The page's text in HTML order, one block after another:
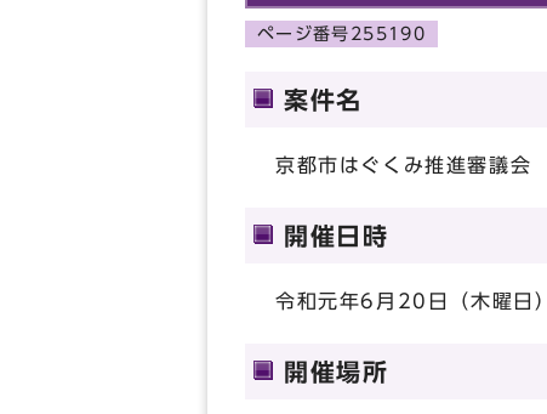
ページ番号255190
案件名
京都市はぐくみ推進審議会
開催日時
令和元年6月20日（木曜
開催場所